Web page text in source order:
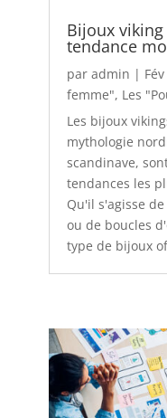
Bijoux
tendance
par admin |
femme", Les
Les bijoux
mythologie
scandinave,
tendances les
Qu'il s'agisse
ou de boucles
type de bijoux